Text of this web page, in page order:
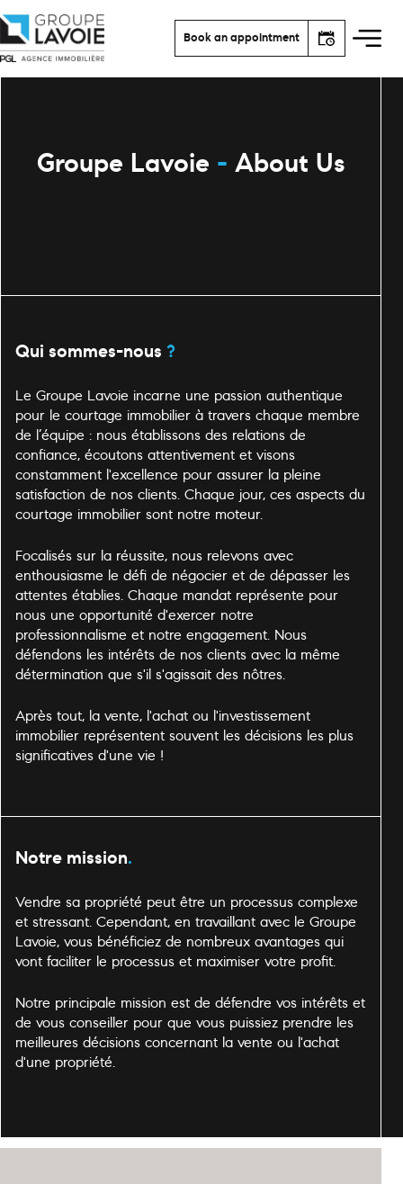
Book an appointment
Groupe Lavoie - About Us
Qui sommes-nous ?
Le Groupe Lavoie incarne une passion authentique
pour le courtage immobilier à travers chaque membre
de l’équipe : nous établissons des relations de
confiance, écoutons attentivement et visons
constamment l'excellence pour assurer la pleine
satisfaction de nos clients. Chaque jour, ces aspects du
courtage immobilier sont notre moteur.
Focalisés sur la réussite, nous relevons avec
enthousiasme le défi de négocier et de dépasser les
attentes établies. Chaque mandat représente pour
nous une opportunité d'exercer notre
professionnalisme et notre engagement. Nous
défendons les intérêts de nos clients avec la même
détermination que s'il s'agissait des nôtres.
Après tout, la vente, l'achat ou l'investissement
immobilier représentent souvent les décisions les plus
significatives d'une vie !
Notre mission.
Vendre sa propriété peut être un processus complexe
et stressant. Cependant, en travaillant avec le Groupe
Lavoie, vous bénéficiez de nombreux avantages qui
vont faciliter le processus et maximiser votre profit.
Notre principale mission est de défendre vos intérêts et
de vous conseiller pour que vous puissiez prendre les
meilleures décisions concernant la vente ou l'achat
d'une propriété.